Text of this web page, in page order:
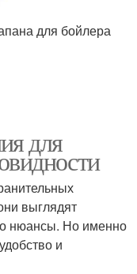
для бойлера
для
выглядят
нюансы. Но именно
и